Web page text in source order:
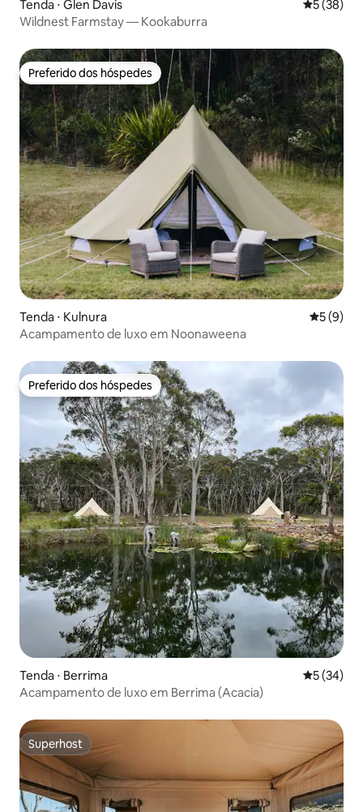
Tenda ⋅ Glen Davis 5 de uma
5 (38)
Wildnest Farmstay — Kookaburra
Preferido dos hóspedes
Preferido dos hóspedes
Tenda ⋅ Kulnura 5 de
5 (9)
Acampamento de luxo em Noonaweena
Preferido dos hóspedes
Preferido dos hóspedes
Tenda ⋅ Berrima 5 de uma
5 (34)
Acampamento de luxo em Berrima (Acacia)
Superhost
Superhost